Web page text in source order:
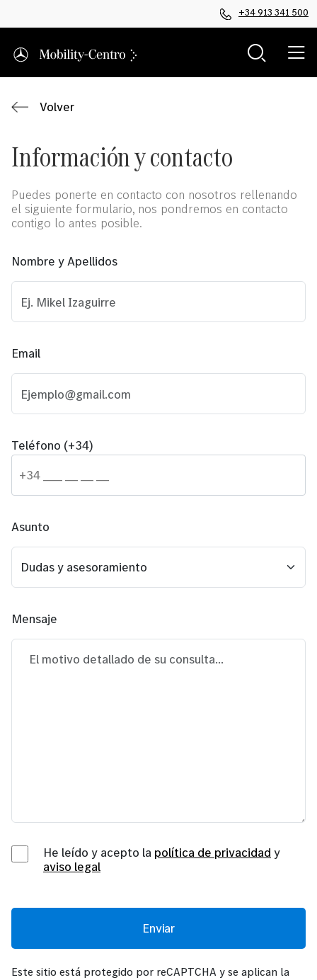
+34 913 341 500
Volver
Información y contacto
Puedes ponerte en contacto con nosotros rellenando
el siguiente formulario, nos pondremos en contacto
contigo lo antes posible.
Nombre y Apellidos
Email
Teléfono (+34)
Asunto
Mensaje
He leído y acepto la política de privacidad y
aviso legal
Este sitio está protegido por reCAPTCHA y se aplican la